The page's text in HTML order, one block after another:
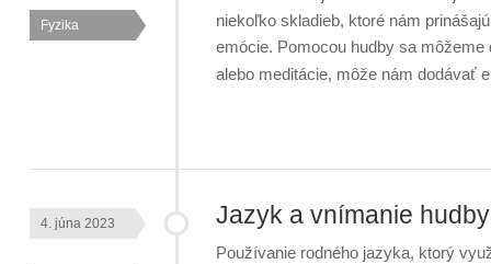
Fyzika
niekoľko skladieb, ktoré nám
emócie. Pomocou hudby sa
alebo meditácie, môže nám dodávať
Jazyk a vnímanie hudby
4. júna 2023
Používanie rodného jazyka, ktorý